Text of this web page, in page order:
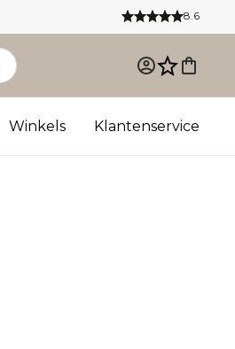
8.6
Winkels Klantenservice